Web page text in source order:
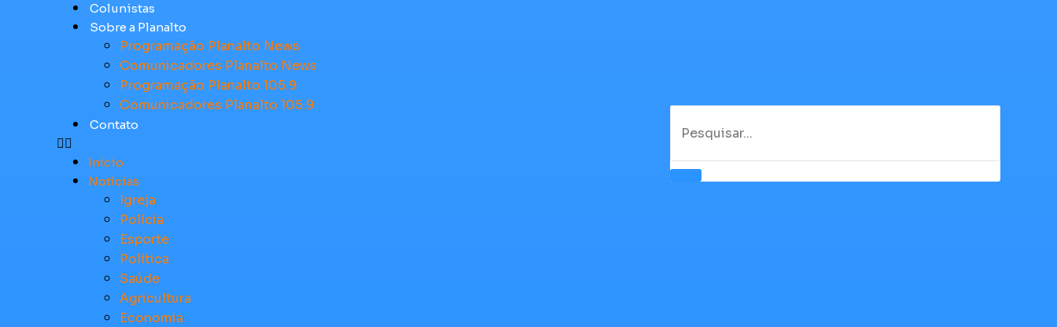
Colunistas
Sobre a Planalto
Programação Planalto News
Comunicadores Planalto News
Programação Planalto 105.9
Comunicadores Planalto 105.9
Contato
Início
Notícias
Igreja
Polícia
Esporte
Política
Saúde
Agricultura
Economia